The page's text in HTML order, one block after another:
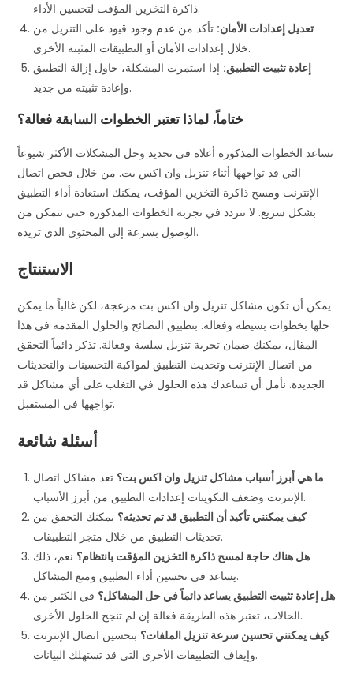
ذاكرة التخزين المؤقت لتحسين الأداء.
تعديل إعدادات الأمان: تأكد من عدم وجود قيود على التنزيل من
خلال إعدادات الأمان أو التطبيقات المثبتة الأخرى.
إعادة تثبيت التطبيق: إذا استمرت المشكلة، حاول إزالة التطبيق
وإعادة تثبيته من جديد.
ختاماً، لماذا تعتبر الخطوات السابقة فعالة؟
تساعد الخطوات المذكورة أعلاه في تحديد وحل المشكلات الأكثر شيوعاً
التي قد تواجهها أثناء تنزيل وان اكس بت. من خلال فحص اتصال
الإنترنت ومسح ذاكرة التخزين المؤقت، يمكنك استعادة أداء التطبيق
بشكل سريع. لا تتردد في تجربة الخطوات المذكورة حتى تتمكن من
الوصول بسرعة إلى المحتوى الذي تريده.
الاستنتاج
يمكن أن تكون مشاكل تنزيل وان اكس بت مزعجة، لكن غالباً ما يمكن
حلها بخطوات بسيطة وفعالة. بتطبيق النصائح والحلول المقدمة في هذا
المقال، يمكنك ضمان تجربة تنزيل سلسة وفعالة. تذكر دائماً التحقق
من اتصال الإنترنت وتحديث التطبيق لمواكبة التحسينات والتحديثات
الجديدة. نأمل أن تساعدك هذه الحلول في التغلب على أي مشاكل قد
تواجهها في المستقبل.
أسئلة شائعة
ما هي أبرز أسباب مشاكل تنزيل وان اكس بت؟ تعد مشاكل اتصال
الإنترنت وضعف التكوينات إعدادات التطبيق من أبرز الأسباب.
كيف يمكنني تأكيد أن التطبيق قد تم تحديثه؟ يمكنك التحقق من
تحديثات التطبيق من خلال متجر التطبيقات.
هل هناك حاجة لمسح ذاكرة التخزين المؤقت بانتظام؟ نعم، ذلك
يساعد في تحسين أداء التطبيق ومنع المشاكل.
هل إعادة تثبيت التطبيق يساعد دائماً في حل المشاكل؟ في الكثير من
الحالات، تعتبر هذه الطريقة فعالة إن لم تنجح الحلول الأخرى.
كيف يمكنني تحسين سرعة تنزيل الملفات؟ بتحسين اتصال الإنترنت
وإيقاف التطبيقات الأخرى التي قد تستهلك البيانات.